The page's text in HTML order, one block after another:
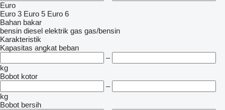
Euro
Euro 3 Euro 5 Euro 6
Bahan bakar
bensin diesel elektrik gas gas/bensin
Karakteristik
Kapasitas angkat beban
–
kg
Bobot kotor
–
kg
Bobot bersih